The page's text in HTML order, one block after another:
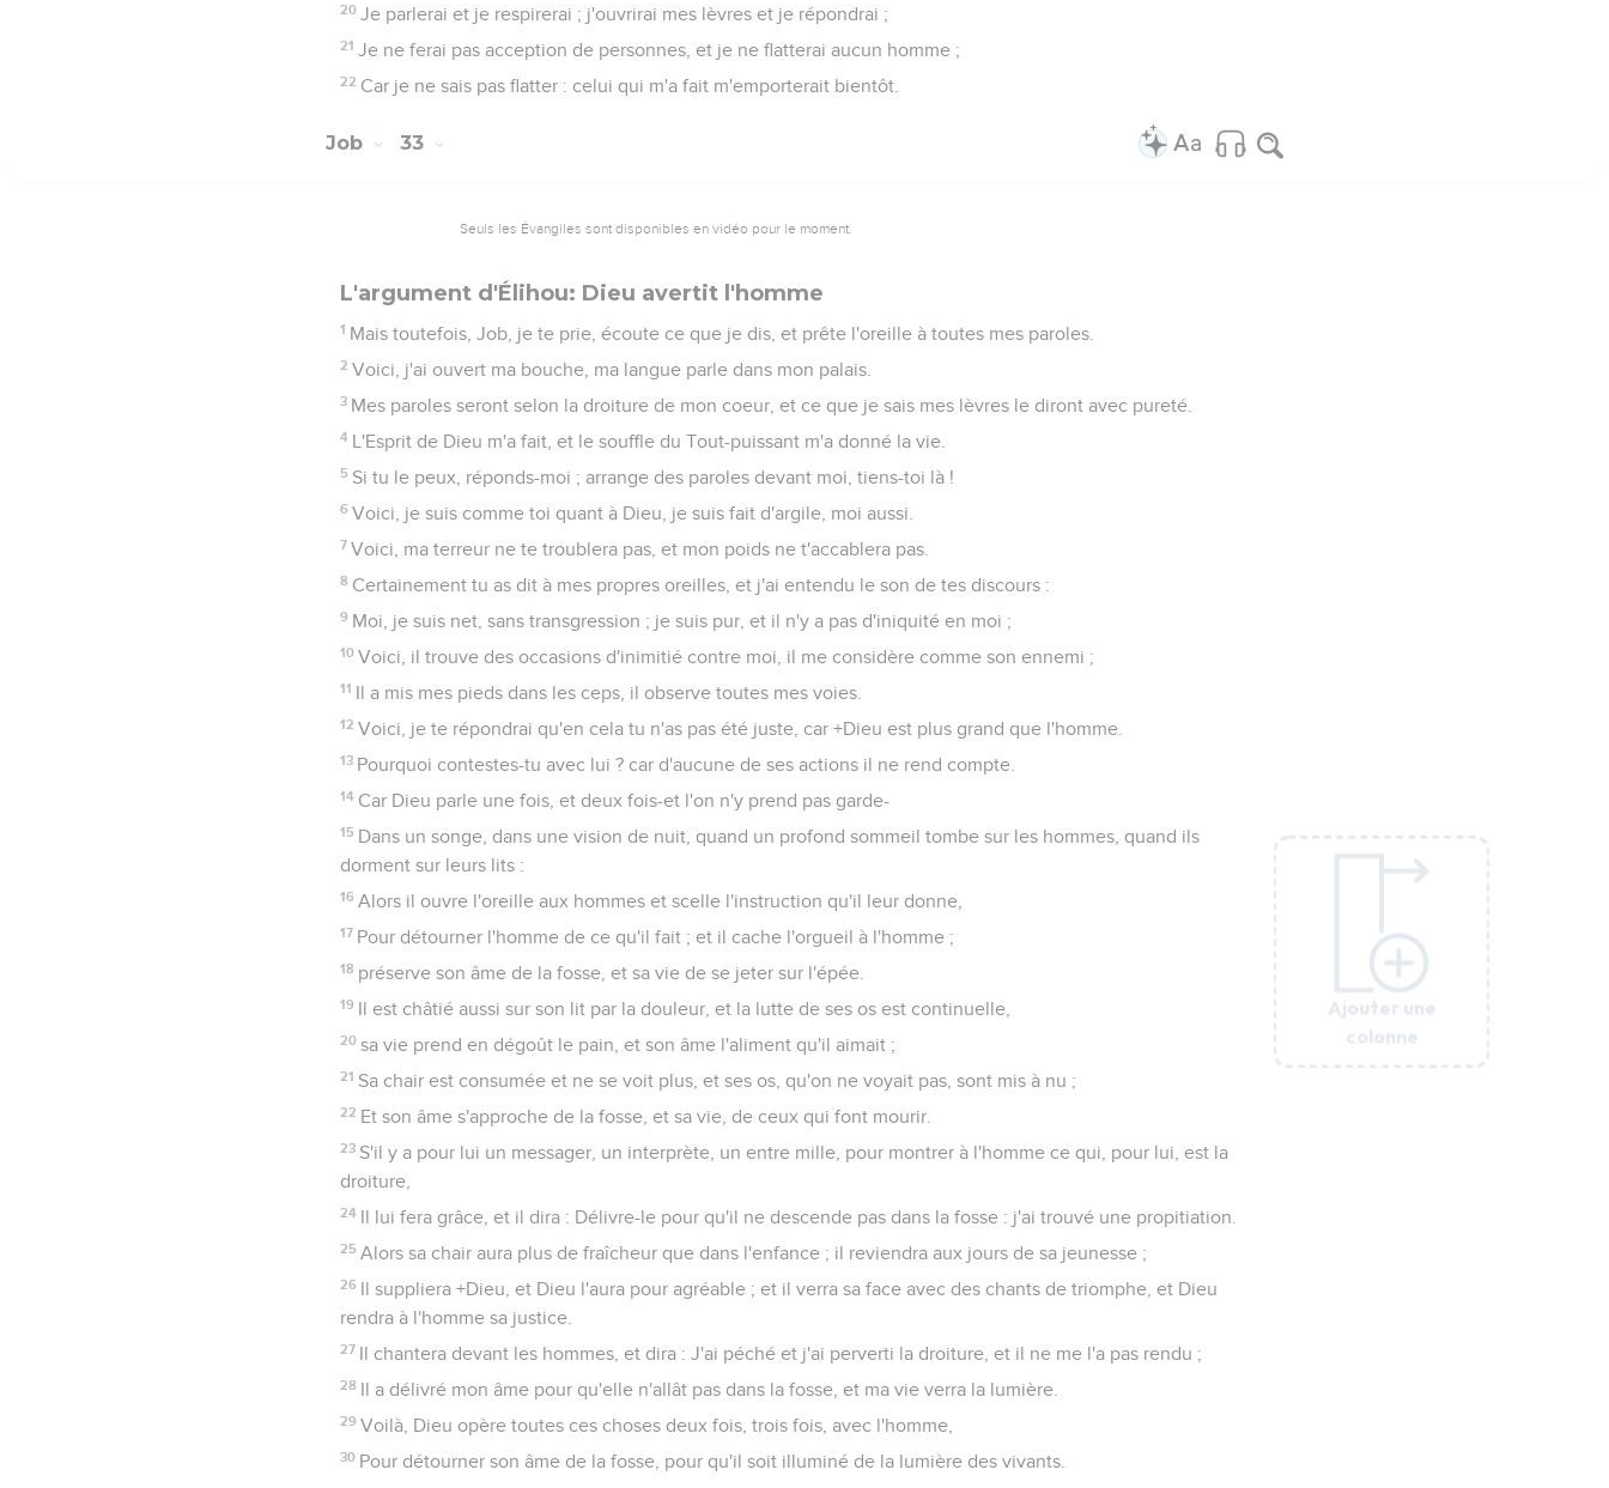
Ajouter une
colonne
20 Je parlerai et je respirerai ; j'ouvrirai mes lèvres et je répondrai ;
21 Je ne ferai pas acception de personnes, et je ne flatterai aucun homme ;
22 Car je ne sais pas flatter : celui qui m'a fait m'emporterait bientôt.
Ajouter une
colonne
Job 33
Seuls les Évangiles sont disponibles en vidéo pour le moment.
L'argument d'Élihou: Dieu avertit l'homme
1 Mais toutefois, Job, je te prie, écoute ce que je dis, et prête l'oreille à toutes mes paroles.
2 Voici, j'ai ouvert ma bouche, ma langue parle dans mon palais.
3 Mes paroles seront selon la droiture de mon coeur, et ce que je sais mes lèvres le diront avec pureté.
4 L'Esprit de Dieu m'a fait, et le souffle du Tout-puissant m'a donné la vie.
5 Si tu le peux, réponds-moi ; arrange des paroles devant moi, tiens-toi là !
6 Voici, je suis comme toi quant à Dieu, je suis fait d'argile, moi aussi.
7 Voici, ma terreur ne te troublera pas, et mon poids ne t'accablera pas.
8 Certainement tu as dit à mes propres oreilles, et j'ai entendu le son de tes discours :
9 Moi, je suis net, sans transgression ; je suis pur, et il n'y a pas d'iniquité en moi ;
10 Voici, il trouve des occasions d'inimitié contre moi, il me considère comme son ennemi ;
11 Il a mis mes pieds dans les ceps, il observe toutes mes voies.
12 Voici, je te répondrai qu'en cela tu n'as pas été juste, car +Dieu est plus grand que l'homme.
13 Pourquoi contestes-tu avec lui ? car d'aucune de ses actions il ne rend compte.
14 Car Dieu parle une fois, et deux fois-et l'on n'y prend pas garde-
15 Dans un songe, dans une vision de nuit, quand un profond sommeil tombe sur les hommes, quand ils
dorment sur leurs lits :
16 Alors il ouvre l'oreille aux hommes et scelle l'instruction qu'il leur donne,
17 Pour détourner l'homme de ce qu'il fait ; et il cache l'orgueil à l'homme ;
18 préserve son âme de la fosse, et sa vie de se jeter sur l'épée.
19 Il est châtié aussi sur son lit par la douleur, et la lutte de ses os est continuelle,
20 sa vie prend en dégoût le pain, et son âme l'aliment qu'il aimait ;
21 Sa chair est consumée et ne se voit plus, et ses os, qu'on ne voyait pas, sont mis à nu ;
22 Et son âme s'approche de la fosse, et sa vie, de ceux qui font mourir.
23 S'il y a pour lui un messager, un interprète, un entre mille, pour montrer à l'homme ce qui, pour lui, est la
droiture,
24 Il lui fera grâce, et il dira : Délivre-le pour qu'il ne descende pas dans la fosse : j'ai trouvé une propitiation.
25 Alors sa chair aura plus de fraîcheur que dans l'enfance ; il reviendra aux jours de sa jeunesse ;
26 Il suppliera +Dieu, et Dieu l'aura pour agréable ; et il verra sa face avec des chants de triomphe, et Dieu
rendra à l'homme sa justice.
27 Il chantera devant les hommes, et dira : J'ai péché et j'ai perverti la droiture, et il ne me l'a pas rendu ;
28 Il a délivré mon âme pour qu'elle n'allât pas dans la fosse, et ma vie verra la lumière.
29 Voilà, Dieu opère toutes ces choses deux fois, trois fois, avec l'homme,
30 Pour détourner son âme de la fosse, pour qu'il soit illuminé de la lumière des vivants.
Ajouter une
colonne
Ajouter une
colonne
Ajouter une
colonne
Ajouter une
colonne
Ajouter une
colonne